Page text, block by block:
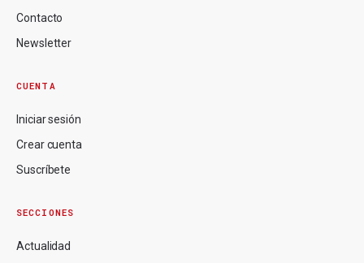
Contacto
Newsletter
CUENTA
Iniciar sesión
Crear cuenta
Suscríbete
SECCIONES
Actualidad